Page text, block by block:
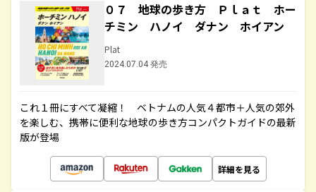
０７ 地球の歩き方 Ｐｌａｔ ホー
チミン ハノイ ダナン ホイアン
Plat
2024.07.04 発売
これ１冊にすべて凝縮！ ベトナムの人気４都市＋人気の郊外
を楽しむ、携帯に便利な地球の歩き方コンパクトガイドの最新
版が登場
詳細を見る